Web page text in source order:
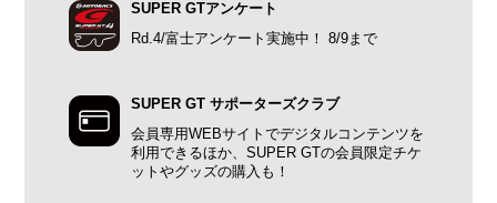
SUPER GTアンケート
Rd.4/富士アンケート実施中！ 8/9まで
SUPER GT サポーターズクラブ
会員専用WEBサイトでデジタルコンテンツを
利用できるほか、SUPER GTの会員限定チケ
ットやグッズの購入も！